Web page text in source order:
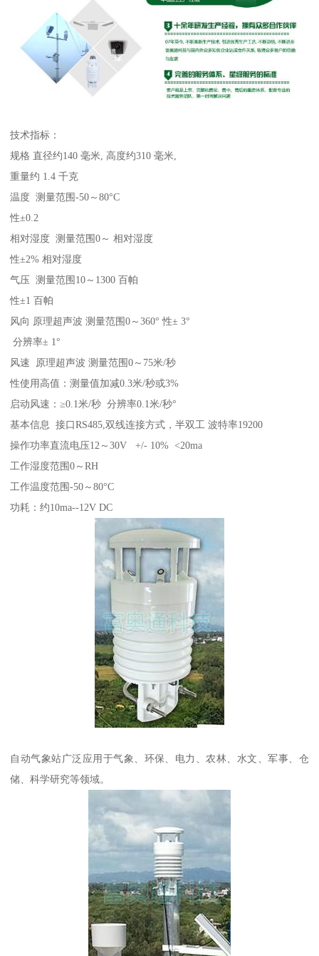
技术指标：
规格 直径约140 毫米, 高度约310 毫米,
重量约 1.4 千克
温度 测量范围-50～80°C
性±0.2
相对湿度 测量范围0～ 相对湿度
性±2% 相对湿度
气压 测量范围10～1300 百帕
性±1 百帕
风向 原理超声波 测量范围0～360° 性± 3°
分辨率± 1°
风速 原理超声波 测量范围0～75米/秒
性使用高值：测量值加减0.3米/秒或3%
启动风速：≥0.1米/秒 分辨率0.1米/秒°
基本信息 接口RS485,双线连接方式，半双工 波特率19200
操作功率直流电压12～30V +/- 10% <20ma
工作湿度范围0～RH
工作温度范围-50～80°C
功耗：约10ma--12V DC
自动气象站广泛应用于气象、环保、电力、农林、水文、军事、仓
储、科学研究等领域。